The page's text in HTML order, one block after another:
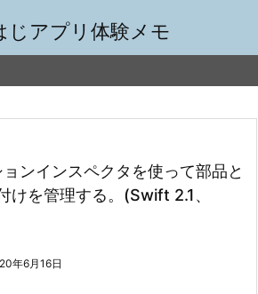
じアプリ体験メモ
ンインスペクタを使って部品と
けを管理する。(Swift 2.1、
年6月16日